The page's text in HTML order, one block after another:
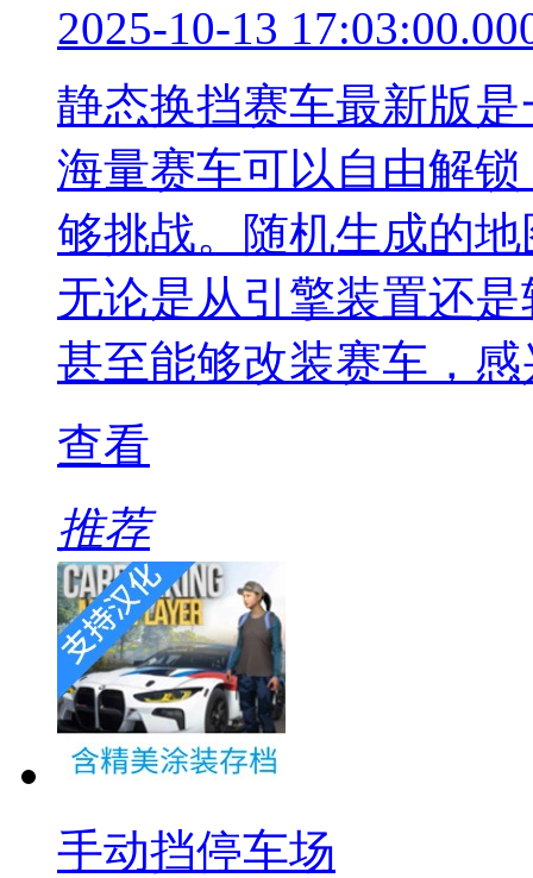
2025-10-13
静态换挡赛车最新版
海量赛车可以自由解
够挑战。随机生成的
无论是从引擎装置还
甚至能够改装赛车，
查看
推荐
手动挡停车场